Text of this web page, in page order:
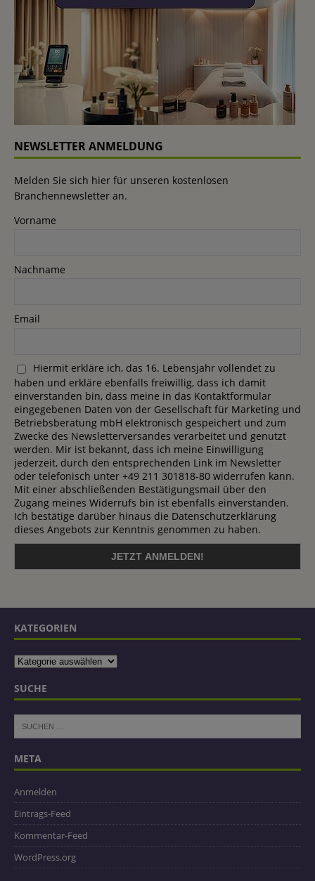
NEWSLETTER ANMELDUNG
Melden Sie sich hier für unseren kostenlosen
Branchennewsletter an.
Vorname
Nachname
Email
Hiermit erkläre ich, das 16. Lebensjahr vollendet zu
haben und erkläre ebenfalls freiwillig, dass ich damit
einverstanden bin, dass meine in das Kontaktformular
eingegebenen Daten von der Gesellschaft für Marketing und
Betriebsberatung mbH elektronisch gespeichert und zum
Zwecke des Newsletterversandes verarbeitet und genutzt
werden. Mir ist bekannt, dass ich meine Einwilligung
jederzeit, durch den entsprechenden Link im Newsletter
oder telefonisch unter +49 211 301818-80 widerrufen kann.
Mit einer abschließenden Bestätigungsmail über den
Zugang meines Widerrufs bin ist ebenfalls einverstanden.
Ich bestätige darüber hinaus die Datenschutzerklärung
dieses Angebots zur Kenntnis genommen zu haben.
KATEGORIEN
SUCHE
META
Anmelden
Eintrags-Feed
Kommentar-Feed
WordPress.org